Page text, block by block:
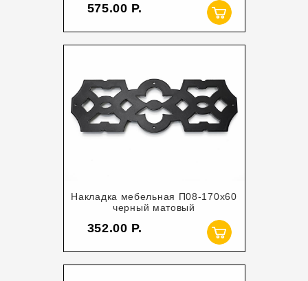
575.00
Накладка мебельная П08-170х60
черный матовый
352.00